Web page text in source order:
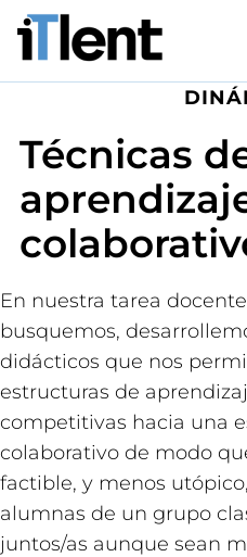
Técnicas
En nuestra tarea
busquemos,
didácticos que nos
estructuras de
competitivas hacia una
colaborativo de modo
factible, y menos
alumnas de un grupo
juntos/as aunque sean